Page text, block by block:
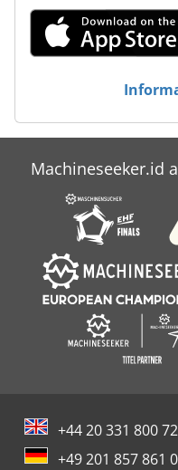
Machineseeker.id
+44 20 331 800 72
+49 201 857 861 0